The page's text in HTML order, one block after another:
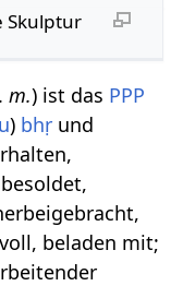
Skulptur
m.) ist das PPP
) bhṛ und
beladen mit;